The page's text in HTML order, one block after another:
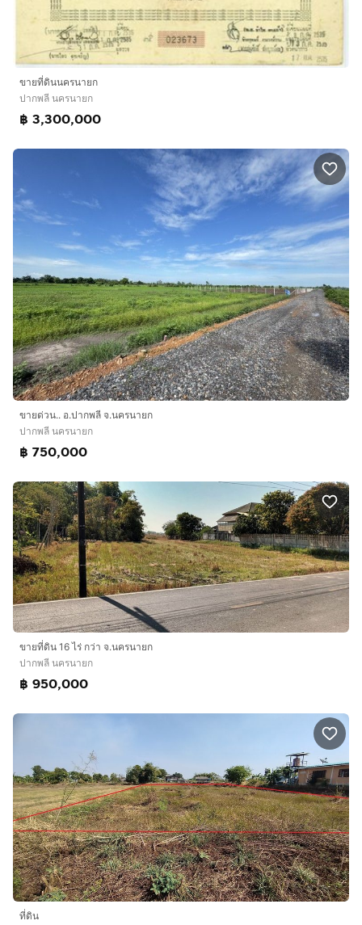
ขายที่ดินนครนายก
ปากพลี นครนายก
฿ 3,300,000
ขายด่วน.. อ.ปากพลี จ.นครนายก
ปากพลี นครนายก
฿ 750,000
ขายที่ดิน 16 ไร่ กว่า จ.นครนายก
ปากพลี นครนายก
฿ 950,000
ที่ดิน